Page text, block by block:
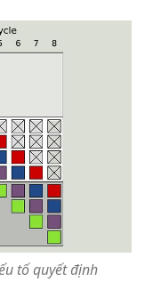
tố quyết định